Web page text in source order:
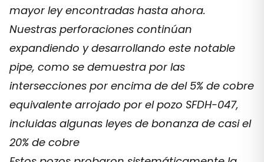
mayor ley encontradas hasta ahora.
Nuestras perforaciones continúan
expandiendo y desarrollando este notable
pipe, como se demuestra por las
intersecciones por encima de del 5% de cobre
equivalente arrojado por el pozo SFDH-047,
incluidas algunas leyes de bonanza de casi el
20% de cobre